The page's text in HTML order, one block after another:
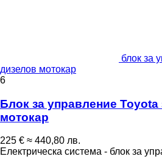
блок за
дизелов мотокар
6
Блок за управление Toyota
мотокар
225 € ≈ 440,80 лв.
Електрическа система - блок за